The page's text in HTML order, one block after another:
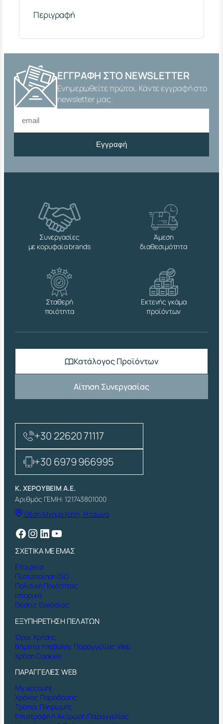
Β
Γ
Α
Π
Λ
Α
Ε
)
Ε
Κ
Ο
Ν
σ
η
Περιγραφή
ΕΓΓΡΑΦΉ ΣΤΟ NEWSLETTER
Ενημερωθείτε πρώτοι. Κάντε εγγραφή στο
newsletter μας.
Εγγραφή
Συνεργασίες
με κορυφαία brands
Άμεση
διαθεσιμότητα
Σταθερή
ποιότητα
Εκτενής γκάμα
προϊόντων
Κατάλογος Προϊόντων
Αίτηση Συνεργασίας
+30 22620 71117
+30 6979 966995
Κ. ΧΕΡΟΥΒΕΙΜ Α.Ε.
Αριθμός ΓΕΜΗ: 121743801000
Θέση Μνήμα Κατή, Ριτσώνα
Facebook Instagram Linkedin YouTube
ΣΧΕΤΙΚΑ ΜΕ ΕΜΑΣ
Εταιρεία
Πιστοποίηση ISO
Πολιτική Ποιότητας
Ιστορικό
Θέσεις Εργασίας
ΕΞΥΠΗΡΕΤΗΣΗ ΠΕΛΑΤΩΝ
Όροι Χρήσης
Βήματα Υποβολής Παραγγελίας Web
Χρήση Cookies
ΠΑΡΑΓΓΕΛΙΕΣ WEB
My account
Χρόνος Παράδοσης
Τρόποι Πληρωμής
Επιστροφή ή Ακύρωση Παραγγελίας